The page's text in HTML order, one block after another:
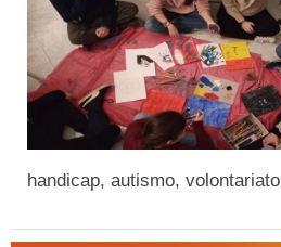
handicap, autismo, volontariato